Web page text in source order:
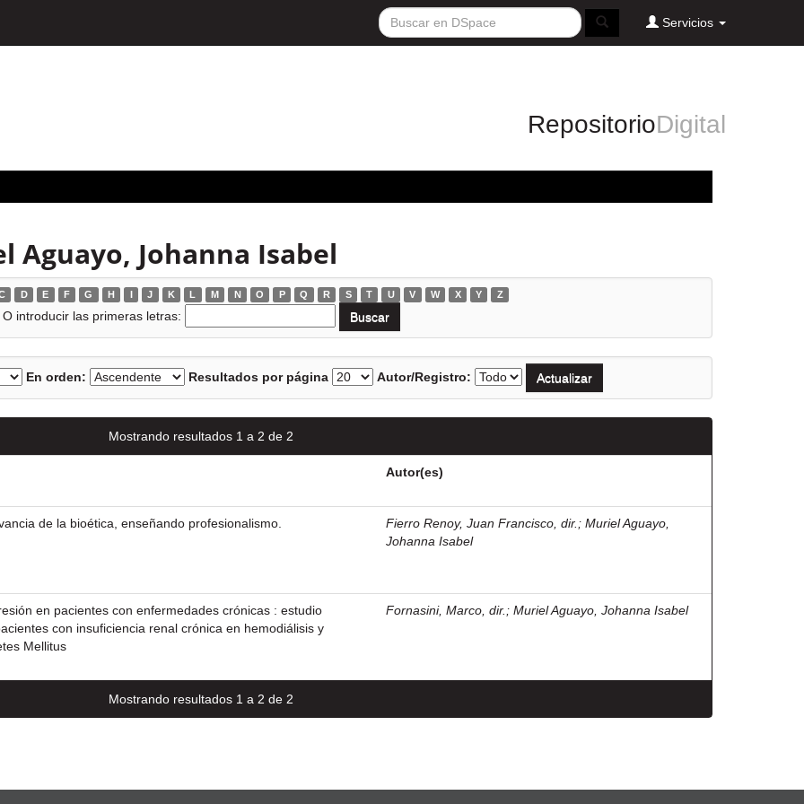
Servicios
RepositorioDigital
Johanna Isabel
D E F G H I J K L M N O P Q R S T U V W X Y Z
O introducir las primeras letras:
En orden: Resultados por página Autor/Registro:
Mostrando resultados 1 a 2 de 2
Autor(es)
de la bioética, enseñando profesionalismo. Fierro Renoy, Juan Francisco, dir. ; Muriel Aguayo,
Johanna Isabel
en pacientes con enfermedades crónicas : estudio
con insuficiencia renal crónica en hemodiálisis y
Mellitus
Fornasini, Marco, dir. ; Muriel Aguayo, Johanna Isabel
Mostrando resultados 1 a 2 de 2